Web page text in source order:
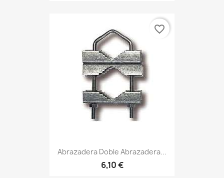
Abrazadera Doble Abrazadera...
6,10 €
favorite_border